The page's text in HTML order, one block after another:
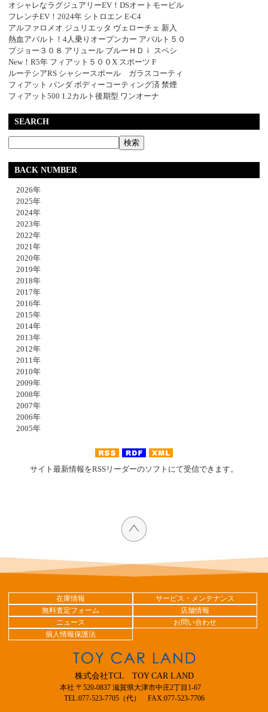
オシャレなラグジュアリーEV！DSオートモービル
フレンチEV！2024年 シトロエン E-C4
アルファロメオ ジュリエッタ ヴェローチェ 新入
熱血アバルト！4人乗りオープンカー アバルト５０
プジョー３０８ アリュール ブルーＨＤｉ スペシ
New！R5年 フィアット５００X スポーツ F
ルーテシアRS シャシースポール ガラスコーティ
フィアット パンダ ボディーコーティング済 禁煙
フィアット500 1.2カルト後期型 ワンオーナ
SEARCH
BACK NUMBER
2026年
2025年
2024年
2023年
2022年
2021年
2020年
2019年
2018年
2017年
2016年
2015年
2014年
2013年
2012年
2011年
2010年
2009年
2008年
2007年
2006年
2005年
サイト最新情報をRSSリーダーのソフトにて受信できます。
在庫情報
サービス・メンテナンス
無料査定フォーム
店舗情報
ニュース
お問い合わせ
個人情報保護法
株式会社TCL TOY CAR LAND
本社 〒520-0837 滋賀県大津市中庄2丁目1-67
TEL:077-523-7705（代） FAX:077-523-7706